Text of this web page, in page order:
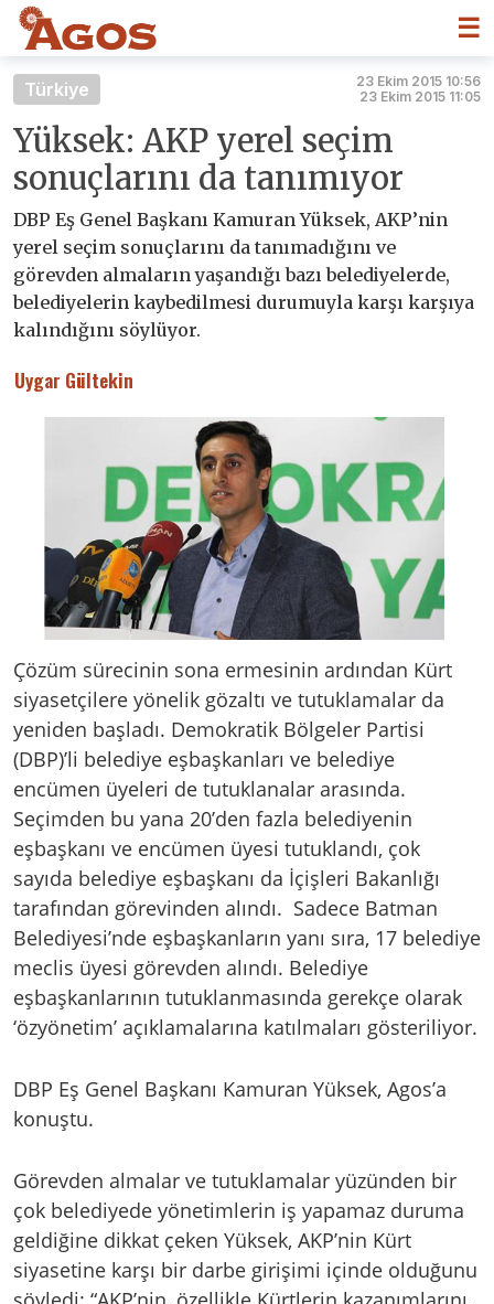
☰
Türkiye
23 Ekim 2015 10:56
23 Ekim 2015 11:05
Yüksek: AKP yerel seçim
sonuçlarını da tanımıyor
DBP Eş Genel Başkanı Kamuran Yüksek, AKP’nin
yerel seçim sonuçlarını da tanımadığını ve
görevden almaların yaşandığı bazı belediyelerde,
belediyelerin kaybedilmesi durumuyla karşı karşıya
kalındığını söylüyor.
Uygar Gültekin
Çözüm sürecinin sona ermesinin ardından Kürt
siyasetçilere yönelik gözaltı ve tutuklamalar da
yeniden başladı. Demokratik Bölgeler Partisi
(DBP)’li belediye eşbaşkanları ve belediye
encümen üyeleri de tutuklanalar arasında.
Seçimden bu yana 20’den fazla belediyenin
eşbaşkanı ve encümen üyesi tutuklandı, çok
sayıda belediye eşbaşkanı da İçişleri Bakanlığı
tarafından görevinden alındı. Sadece Batman
Belediyesi’nde eşbaşkanların yanı sıra, 17 belediye
meclis üyesi görevden alındı. Belediye
eşbaşkanlarının tutuklanmasında gerekçe olarak
‘özyönetim’ açıklamalarına katılmaları gösteriliyor.
DBP Eş Genel Başkanı Kamuran Yüksek, Agos’a
konuştu.
Görevden almalar ve tutuklamalar yüzünden bir
çok belediyede yönetimlerin iş yapamaz duruma
geldiğine dikkat çeken Yüksek, AKP’nin Kürt
siyasetine karşı bir darbe girişimi içinde olduğunu